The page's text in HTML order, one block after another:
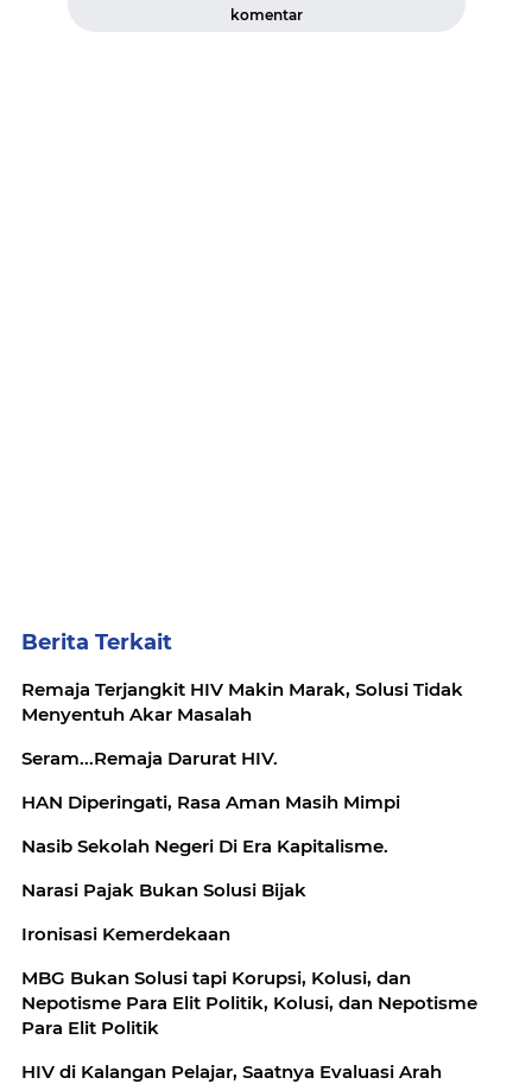
komentar
Berita Terkait
Remaja Terjangkit HIV Makin Marak, Solusi Tidak
Menyentuh Akar Masalah
Seram...Remaja Darurat HIV.
HAN Diperingati, Rasa Aman Masih Mimpi
Nasib Sekolah Negeri Di Era Kapitalisme.
Narasi Pajak Bukan Solusi Bijak
Ironisasi Kemerdekaan
MBG Bukan Solusi tapi Korupsi, Kolusi, dan
Nepotisme Para Elit Politik, Kolusi, dan Nepotisme
Para Elit Politik
HIV di Kalangan Pelajar, Saatnya Evaluasi Arah